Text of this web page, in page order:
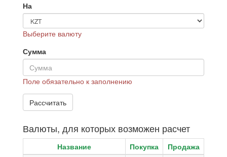
На
Выберите валюту
Сумма
Поле обязательно к заполнению
Валюты, для которых возможен расчет
Название Покупка
Продажа